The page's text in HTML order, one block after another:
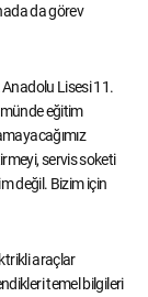
da görev
Lisesi 11.
eğitim
servis soketi
değil. Bizim için
araçlar
temel bilgileri